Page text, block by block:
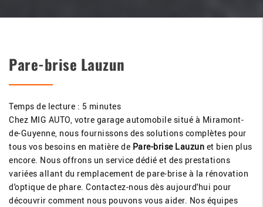
Pare-brise Lauzun
Temps de lecture : 5 minutes
Chez MIG AUTO, votre garage automobile situé à Miramont-
de-Guyenne, nous fournissons des solutions complètes pour
tous vos besoins en matière de Pare-brise Lauzun et bien plus
encore. Nous offrons un service dédié et des prestations
variées allant du remplacement de pare-brise à la rénovation
d'optique de phare. Contactez-nous dès aujourd'hui pour
découvrir comment nous pouvons vous aider. Nos équipes